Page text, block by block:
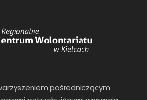
pośredniczącym